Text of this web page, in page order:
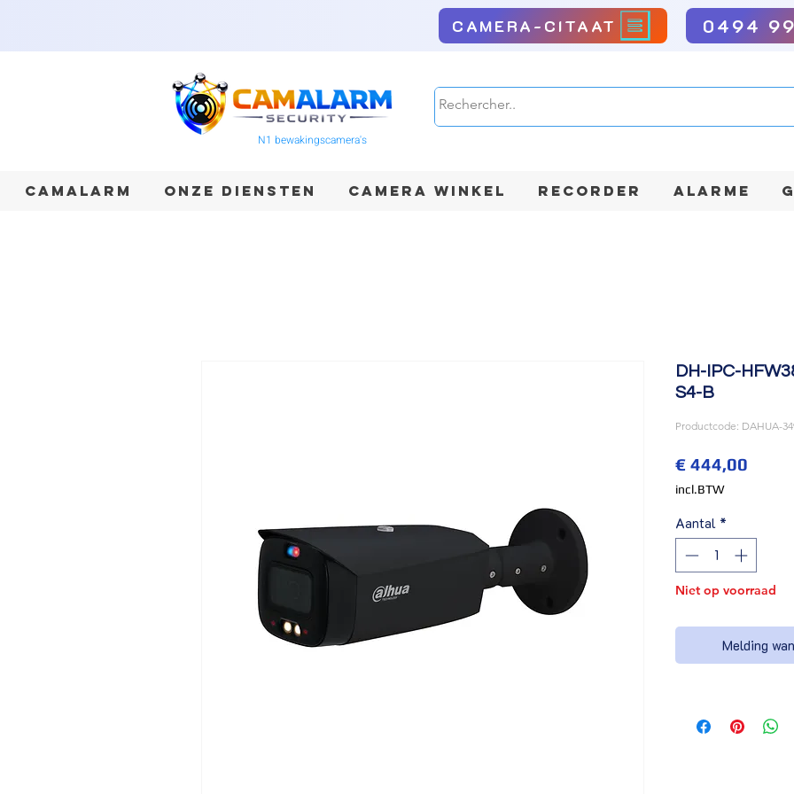
CAMERA-CITAAT 0494
N1 bewakingscamera's
CAMALARM ONZE DIENSTEN CAMERA WINKEL RECORDER ALARME
DH-IPC-
S4-B
Productcode: DAHUA-
€ 444,00
incl.BTW
Aantal *
Niet op voorraad
Melding